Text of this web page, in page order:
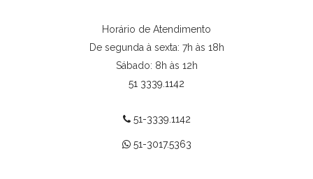
Horário de Atendimento
De segunda à sexta: 7h às 18h
Sábado: 8h às 12h
51 3339.1142
51-3339.1142
51-3017.5363